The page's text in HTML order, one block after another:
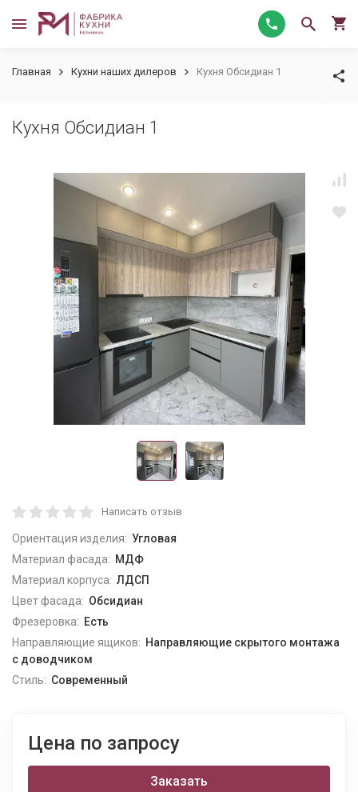
Главная Кухни наших дилеров Кухня Обсидиан 1
Кухня Обсидиан 1
Написать отзыв
Ориентация изделия: Угловая
Материал фасада: МДФ
Материал корпуса: ЛДСП
Цвет фасада: Обсидиан
Фрезеровка: Есть
Направляющие ящиков: Направляющие скрытого монтажа
с доводчиком
Стиль: Современный
Цена по запросу
Заказать